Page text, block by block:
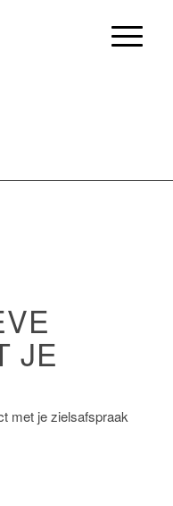
JE
met je zielsafspraak